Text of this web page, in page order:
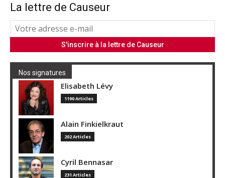
La lettre de Causeur
Nos signatures
Elisabeth Lévy
1190 Articles
Alain Finkielkraut
202 Articles
Cyril Bennasar
231 Articles